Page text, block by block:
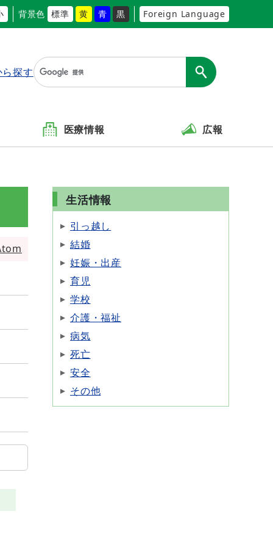
背景色 標準 黄 青 黒 Foreign Language
探す
医療情報 広報
生活情報
引っ越し
結婚
妊娠・出産
育児
学校
介護・福祉
病気
死亡
安全
その他